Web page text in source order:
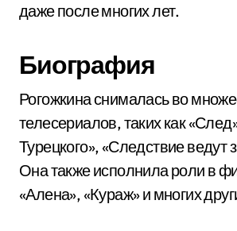
даже после многих лет.
Биография
Рогожкина снималась во
телесериалов, таких как
Турецкого», «Следствие ведут
Она также исполнила роли в
«Алена», «Кураж» и многих